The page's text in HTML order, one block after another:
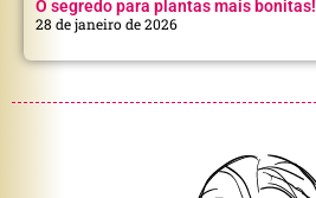
O segredo para plantas mais bonitas!
28 de janeiro de 2026